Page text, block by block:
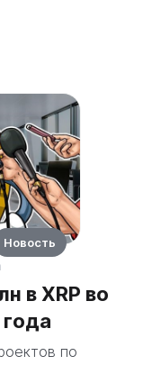
в XRP во
по
Новость